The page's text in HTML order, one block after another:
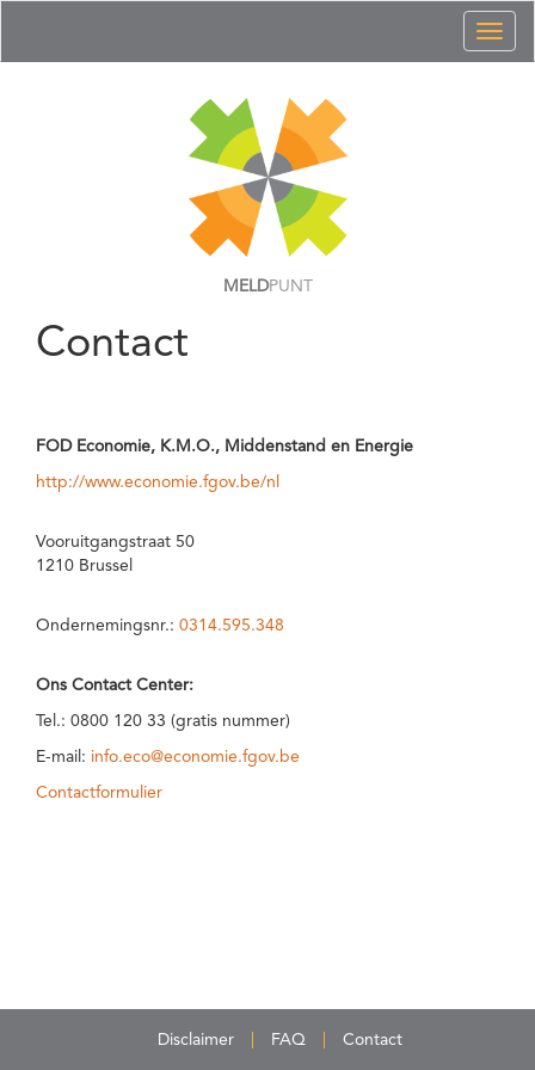
MELDPUNT
Contact
FOD Economie, K.M.O., Middenstand en Energie
http://www.economie.fgov.be/nl
Vooruitgangstraat 50
1210 Brussel
Ondernemingsnr.: 0314.595.348
Ons Contact Center:
Tel.: 0800 120 33 (gratis nummer)
E-mail: info.eco@economie.fgov.be
Contactformulier
Disclaimer FAQ Contact